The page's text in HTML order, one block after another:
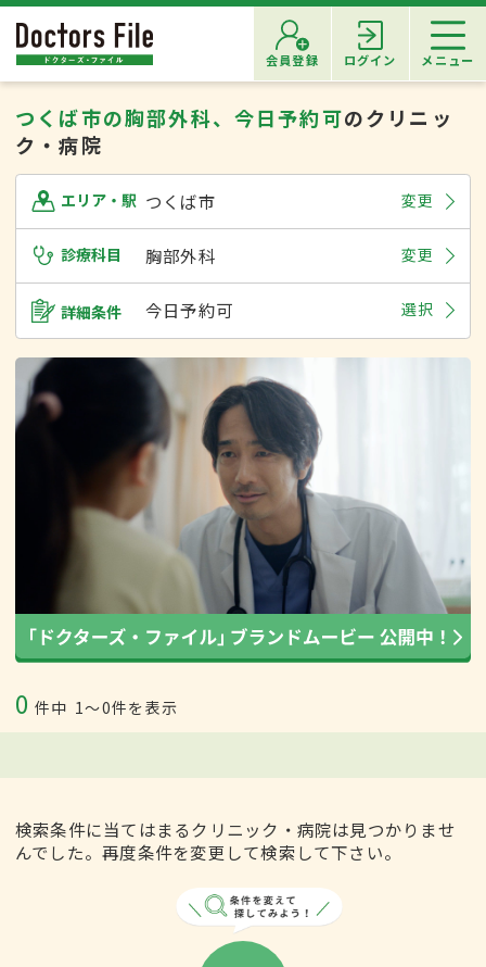
会員登録 ログイン メニュー
つくば市の胸部外科、今日予約可のクリニッ
ク・病院
エリア・駅 つくば市 変更
診療科目 胸部外科 変更
詳細条件 今日予約可 選択
0 件中 1〜0件を表示
検索条件に当てはまるクリニック・病院は見つかりませ
んでした。再度条件を変更して検索して下さい。